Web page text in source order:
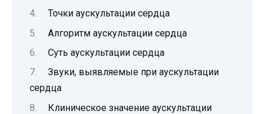
Точки аускультации сердца
Алгоритм аускультации сердца
Суть аускультации сердца
Звуки, выявляемые при аускультации
сердца
Клиническое значение аускультации